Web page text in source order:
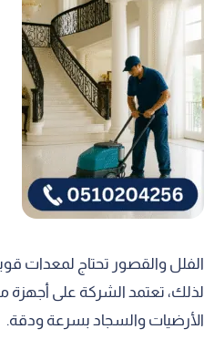
الفلل والقصور تحتاج لمعدات
لذلك، تعتمد الشركة على
الأرضيات والسجاد بسرعة ودقة.